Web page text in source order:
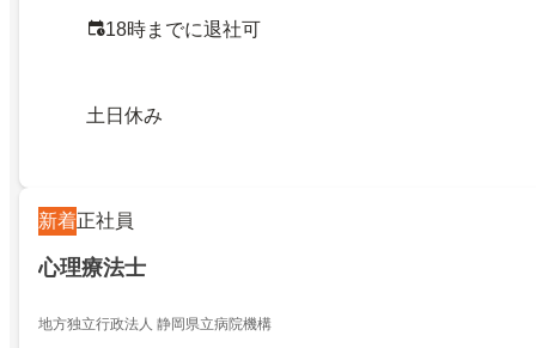
18時までに退社可
土日休み
新着正社員
心理療法士
地方独立行政法人 静岡県立病院機構